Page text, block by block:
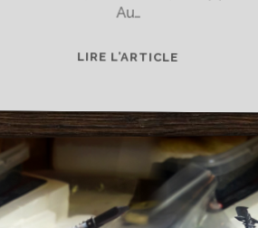
Au…
LIRE L’ARTICLECOMME
DANS
UN
FROMAGE